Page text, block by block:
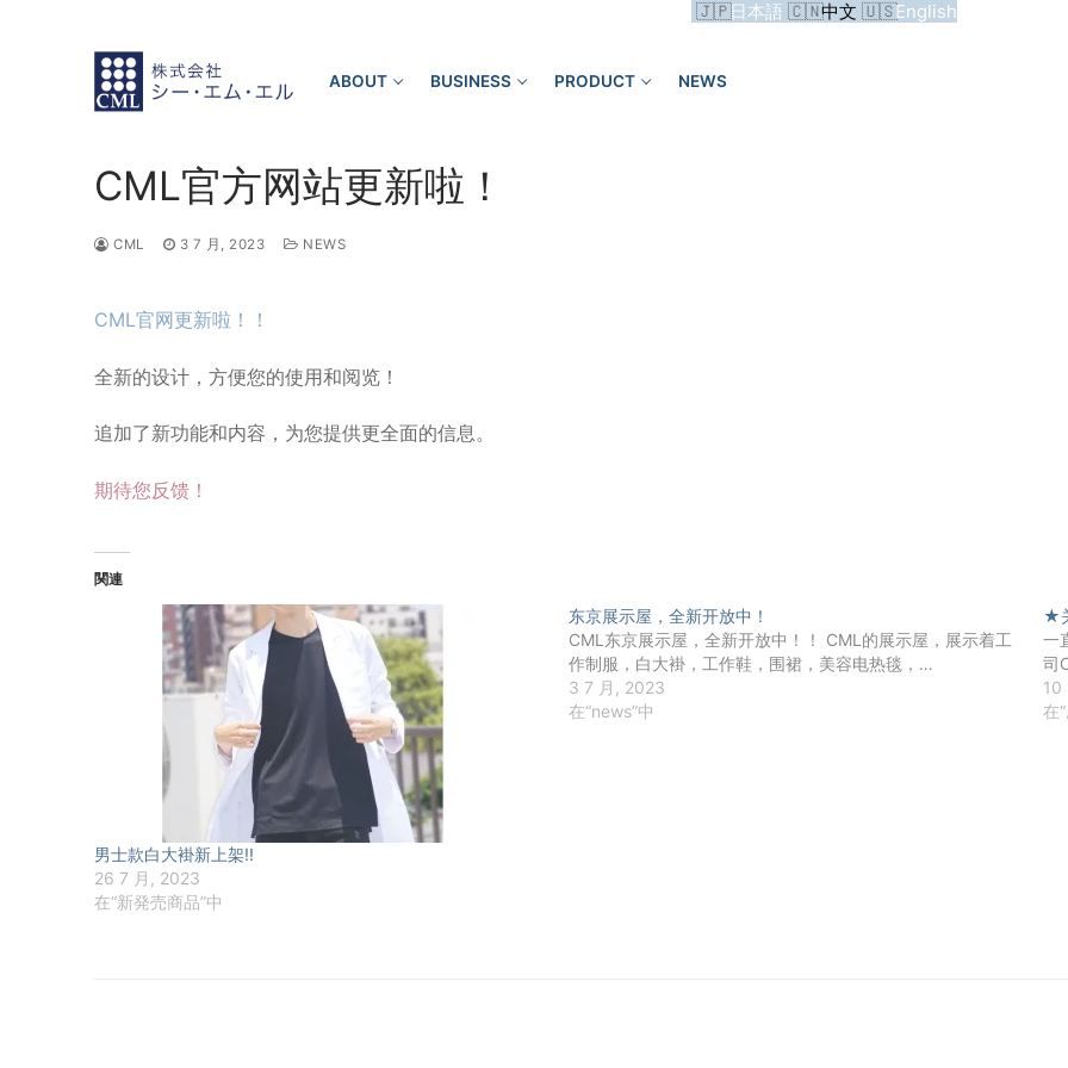
English
日本語 中文
ABOUT BUSINESS PRODUCT NEWS
CML官方网站更新啦！
CML 3 7 月, 2023 NEWS
CML官网更新啦！！
全新的设计，方便您的使用和阅览！
追加了新功能和内容，为您提供更全面的信息。
期待您反馈！
関連
男士款白大褂新上架!!
26 7 月, 2023
在“新発売商品”中
东京展示屋，全新开放中！
CML东京展示屋，全新开放中！！ CML的展示屋，展示着工
作制服，白大褂，工作鞋，围裙，美容电热毯，…
3 7 月, 2023
在“news”中
★
一
司
10
在